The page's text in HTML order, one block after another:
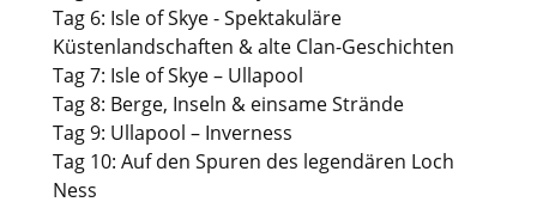
Tag 6: Isle of Skye - Spektakuläre
Küstenlandschaften & alte Clan-Geschichten
Tag 7: Isle of Skye – Ullapool
Tag 8: Berge, Inseln & einsame Strände
Tag 9: Ullapool – Inverness
Tag 10: Auf den Spuren des legendären Loch
Ness